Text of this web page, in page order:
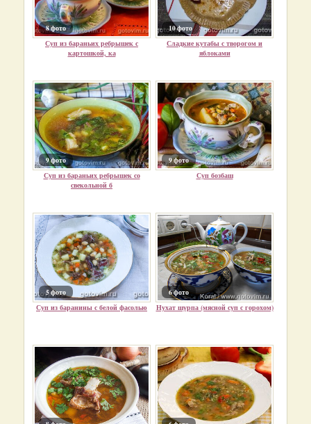
8 фото
Суп из бараньих ребрышек с
картошкой, ка
10 фото
Сладкие кутабы с творогом и
яблоками
9 фото
Суп из бараньих ребрышек со
свекольной б
9 фото
Суп бозбаш
5 фото
Суп из баранины с белой фасолью
6 фото
Нухат шурпа (мясной суп с горохом)